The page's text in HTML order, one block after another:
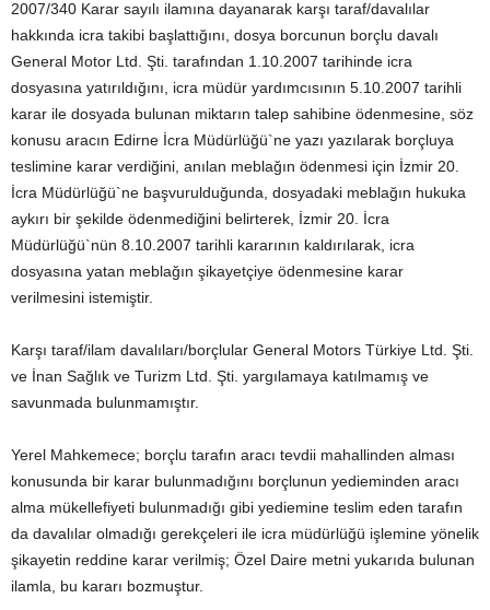
2007/340 Karar sayılı ilamına dayanarak karşı taraf/davalılar
hakkında icra takibi başlattığını, dosya borcunun borçlu davalı
General Motor Ltd. Şti. tarafından 1.10.2007 tarihinde icra
dosyasına yatırıldığını, icra müdür yardımcısının 5.10.2007 tarihli
karar ile dosyada bulunan miktarın talep sahibine ödenmesine, söz
konusu aracın Edirne İcra Müdürlüğü`ne yazı yazılarak borçluya
teslimine karar verdiğini, anılan meblağın ödenmesi için İzmir 20.
İcra Müdürlüğü`ne başvurulduğunda, dosyadaki meblağın hukuka
aykırı bir şekilde ödenmediğini belirterek, İzmir 20. İcra
Müdürlüğü`nün 8.10.2007 tarihli kararının kaldırılarak, icra
dosyasına yatan meblağın şikayetçiye ödenmesine karar
verilmesini istemiştir.
Karşı taraf/ilam davalıları/borçlular General Motors Türkiye Ltd. Şti.
ve İnan Sağlık ve Turizm Ltd. Şti. yargılamaya katılmamış ve
savunmada bulunmamıştır.
Yerel Mahkemece; borçlu tarafın aracı tevdii mahallinden alması
konusunda bir karar bulunmadığını borçlunun yedieminden aracı
alma mükellefiyeti bulunmadığı gibi yediemine teslim eden tarafın
da davalılar olmadığı gerekçeleri ile icra müdürlüğü işlemine yönelik
şikayetin reddine karar verilmiş; Özel Daire metni yukarıda bulunan
ilamla, bu kararı bozmuştur.